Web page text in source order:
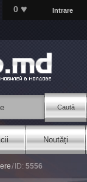
0 ♥ Intrare
Caută
Noutăți
/ ID: 5556